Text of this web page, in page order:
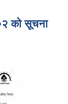
को सूचना